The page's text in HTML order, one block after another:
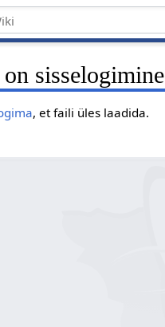
sisselogimine
, et faili üles laadida.